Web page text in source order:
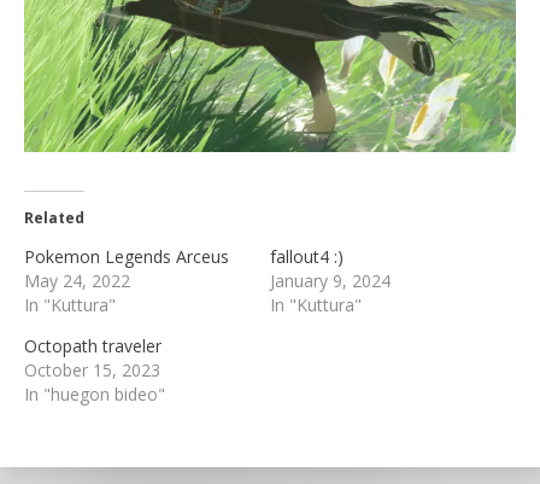
Related
Pokemon Legends Arceus
May 24, 2022
In "Kuttura"
fallout4 :)
January 9, 2024
In "Kuttura"
Octopath traveler
October 15, 2023
In "huegon bideo"